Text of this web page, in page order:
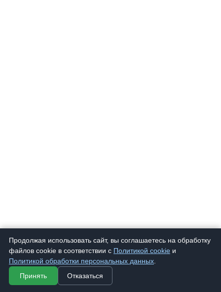
1050 Т Очки корригирующие ЕАЕ 1050 Т 289 ₽
Продолжая использовать сайт, вы соглашаетесь на обработку
файлов cookie в соответствии с Политикой cookie и
Политикой обработки персональных данных
Принять
Отказаться